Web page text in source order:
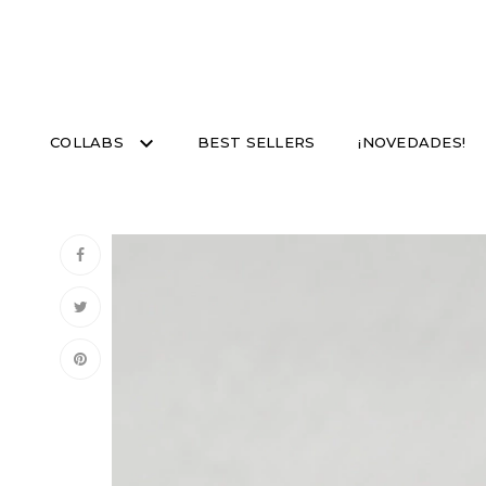
COLLABS BEST SELLERS ¡NOVEDADES!